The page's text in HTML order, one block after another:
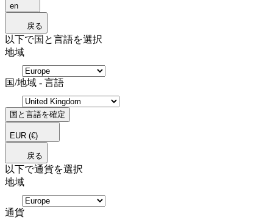
en
戻る
以下で国と言語を選択
地域
国/地域 - 言語
国と言語を確定
EUR (€)
戻る
以下で通貨を選択
地域
通貨